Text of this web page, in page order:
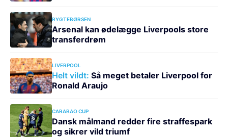
RYGTEBØRSEN
Arsenal kan ødelægge Liverpools store
transferdrøm
LIVERPOOL
Helt vildt: Så meget betaler Liverpool for
Ronald Araujo
CARABAO CUP
Dansk målmand redder fire straffespark
og sikrer vild triumf